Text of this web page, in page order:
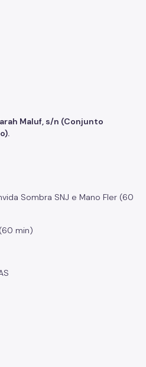
Maluf, s/n (Conjunto
Sombra SNJ e Mano Fler (60
min)